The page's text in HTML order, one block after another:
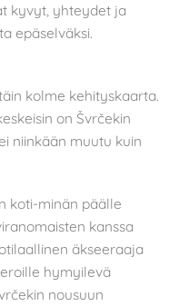
kyvyt, yhteydet ja
epäselväksi.
kolme kehityskaarta.
on Švrčekin
niinkään muutu kuin
koti-minän päälle
kanssa
äkseeraaja
hymyilevä
nousuun